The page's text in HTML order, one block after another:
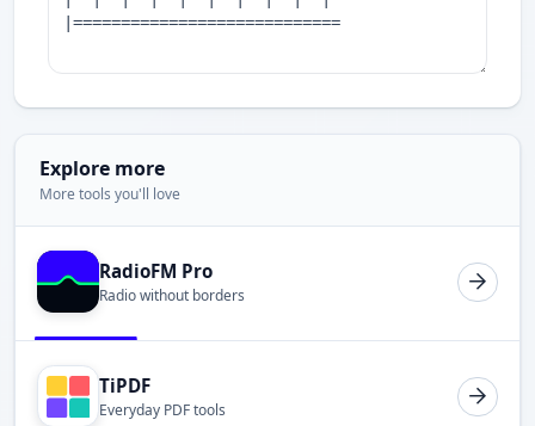
Explore more
More tools you'll love
RadioFM Pro
Radio without borders
TiPDF
Everyday PDF tools